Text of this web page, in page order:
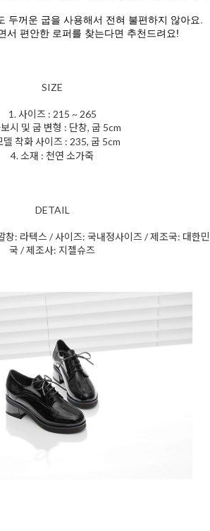
두꺼운 굽을 사용해서 전혀 불편하지 않아요.
서 편안한 로퍼를 찾는다면 추천드려요!
SIZE
1. 사이즈 : 215 ~ 265
시 및 굽 변형 : 단창, 굽 5cm
델 착화 사이즈 : 235, 굽 5cm
4. 소재 : 천연 소가죽
DETAIL
: 라텍스 / 사이즈: 국내정사이즈 / 제조국: 대한민
국 / 제조사: 지젤슈즈